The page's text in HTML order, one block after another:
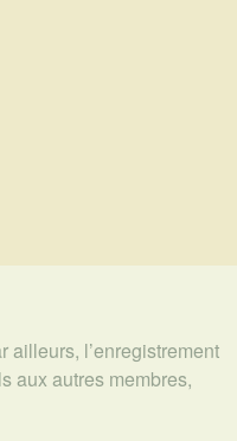
ailleurs, l’enregistrement
aux autres membres,